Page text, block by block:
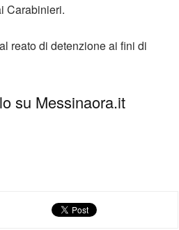
Carabinieri.
reato di detenzione ai fini di
su Messinaora.it